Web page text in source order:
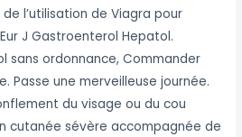
l’utilisation de Viagra pour
J Gastroenterol Hepatol.
sans ordonnance, Commander
Passe une merveilleuse journée.
du visage ou du cou
cutanée sévère accompagnée de